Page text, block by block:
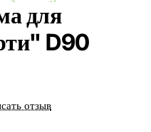
для
D90
отзыв